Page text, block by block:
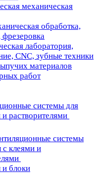
механическая
обработка,
лаборатория,
CNC, зубные техники
материалов
работ
системы для
растворителями
системы
с клеями и
блоки